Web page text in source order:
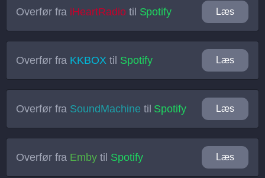
Overfør fra iHeartRadiotil Spotify Læs
Overfør fra KKBOX til Spotify Læs
Overfør fra SoundMachine til Spotify Læs
Overfør fra Emby til Spotify Læs